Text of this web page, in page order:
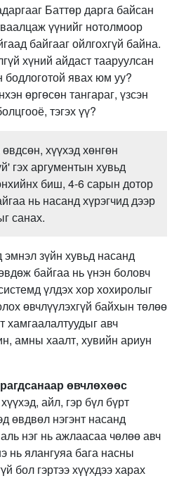
Баттөр дарга байсан
үүнийг нотолмоор
байгааг ойлгохгүй байна.
хүний айдаст тааруулсан
явах юм уу?
өргөсөн тангараг, үзсэн
тэгэх үү?
хүүхэд хөнгөн
гэх аргументын хувьд
биш, 4-6 сарын дотор
нь насанд хүрэгчид дээр
санах.
зүйн хувьд насанд
байгаа нь үнэн боловч
үлдэх хор хохиролыг
өвчлүүлэхгүй байхын төлөө
хамгаалалтуудыг авч
амны хаалт, хувийн ариун
өвчлөхөөс
айл, гэр бүл бүрт
өвдвөл нэгэнт насанд
нэг нь ажлаасаа чөлөө авч
нь ялангуяа бага насны
бол гэртээ хүүхдээ харах